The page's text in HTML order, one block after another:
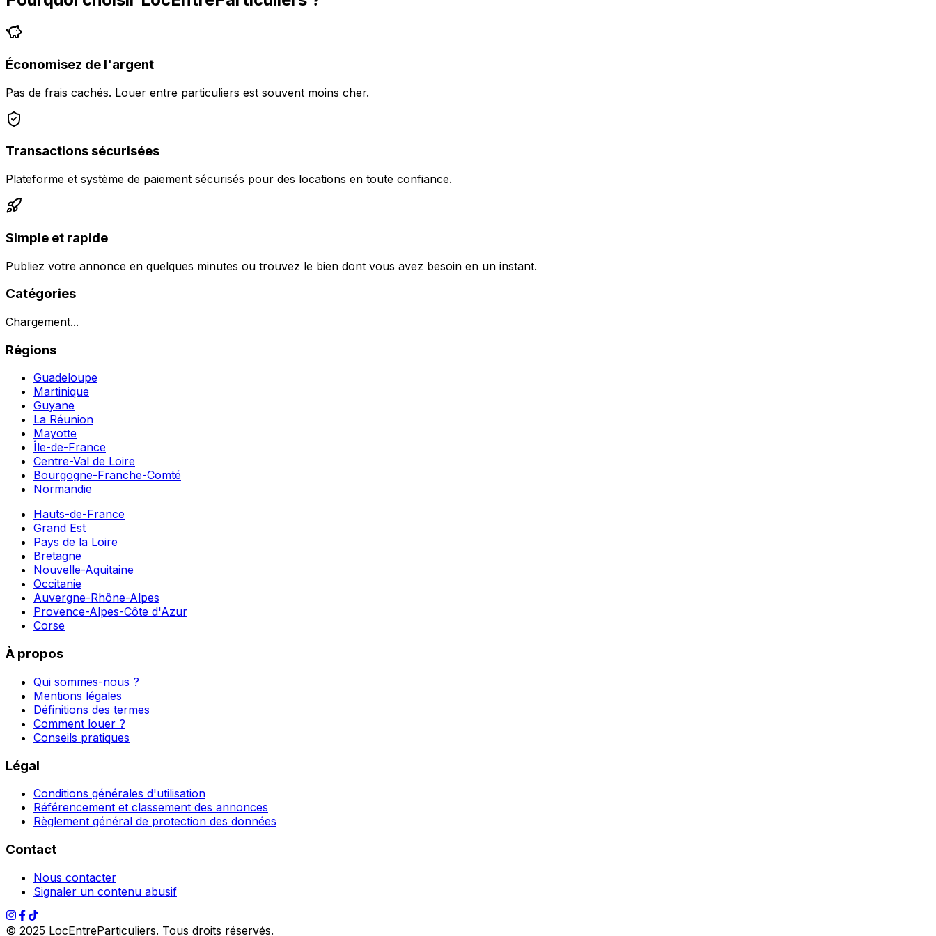
Économisez de l'argent
Pas de frais cachés. Louer entre particuliers est souvent moins cher.
Transactions sécurisées
Plateforme et système de paiement sécurisés pour des locations en toute confiance.
Simple et rapide
Publiez votre annonce en quelques minutes ou trouvez le bien dont vous avez besoin en un instant.
Catégories
Chargement...
Régions
Guadeloupe
Martinique
Guyane
La Réunion
Mayotte
Île-de-France
Centre-Val de Loire
Bourgogne-Franche-Comté
Normandie
Hauts-de-France
Grand Est
Pays de la Loire
Bretagne
Nouvelle-Aquitaine
Occitanie
Auvergne-Rhône-Alpes
Provence-Alpes-Côte d'Azur
Corse
À propos
Qui sommes-nous ?
Mentions légales
Définitions des termes
Comment louer ?
Conseils pratiques
Légal
Conditions générales d'utilisation
Référencement et classement des annonces
Règlement général de protection des données
Contact
Nous contacter
Signaler un contenu abusif
© 2025 LocEntreParticuliers. Tous droits réservés.